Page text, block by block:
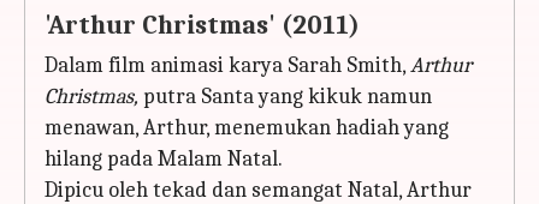
'Arthur Christmas' (2011)
Dalam film animasi karya Sarah Smith,Arthur
Christmas, putra Santa yang kikuk namun
menawan, Arthur, menemukan hadiah yang
hilang pada Malam Natal.
Dipicu oleh tekad dan semangat Natal, Arthur